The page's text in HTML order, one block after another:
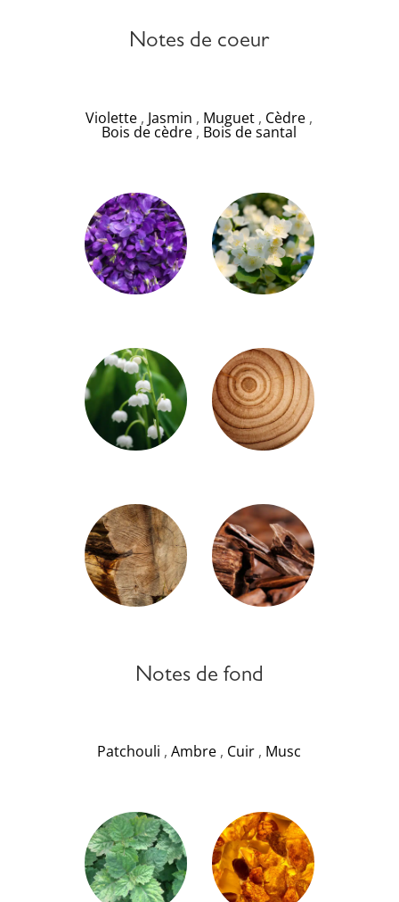
Notes de coeur
Violette , Jasmin , Muguet , Cèdre ,
Bois de cèdre , Bois de santal
Notes de fond
Patchouli , Ambre , Cuir , Musc